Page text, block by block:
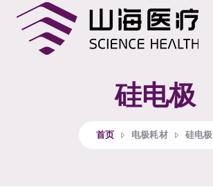
硅电极
首页 电极耗材 硅电极